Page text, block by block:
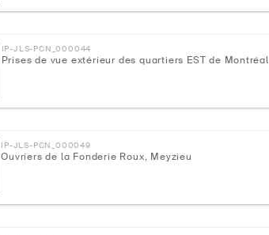
IP-JLS-PCN_000044
Prises de vue extérieur des quartiers EST de Montréal
IP-JLS-PCN_000049
Ouvriers de la Fonderie Roux, Meyzieu